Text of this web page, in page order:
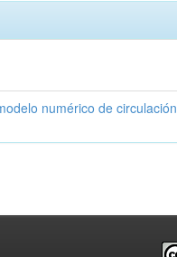
numérico de circulación